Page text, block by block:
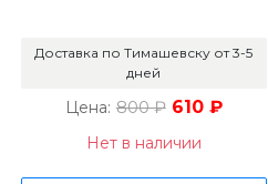
Доставка по Тимашевску от 3-5
дней
Цена: 800 ₽ 610 ₽
Нет в наличии